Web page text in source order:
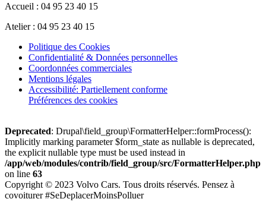
Accueil : 04 95 23 40 15
Atelier : 04 95 23 40 15
Politique des Cookies
Confidentialité & Données personnelles
Coordonnées commerciales
Mentions légales
Accessibilité: Partiellement conforme
Préférences des cookies
Deprecated: Drupal\field_group\FormatterHelper::formProcess():
Implicitly marking parameter $form_state as nullable is deprecated,
the explicit nullable type must be used instead in
/app/web/modules/contrib/field_group/src/FormatterHelper.php
on line 63
Copyright © 2023 Volvo Cars. Tous droits réservés. Pensez à
covoiturer #SeDeplacerMoinsPolluer